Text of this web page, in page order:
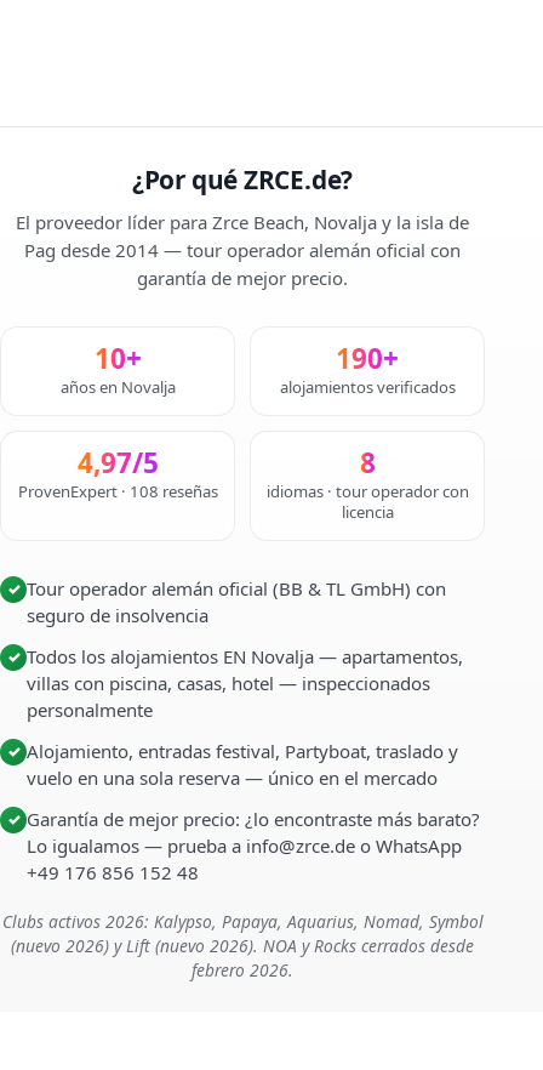
¿Por qué ZRCE.de?
El proveedor líder para Zrce Beach, Novalja y la isla de
Pag desde 2014 — tour operador alemán oficial con
garantía de mejor precio.
10+
años en Novalja
190+
alojamientos verificados
4,97/5
ProvenExpert · 108 reseñas
8
idiomas · tour operador con
licencia
✓ Tour operador alemán oficial (BB & TL GmbH) con
seguro de insolvencia
✓ Todos los alojamientos EN Novalja — apartamentos,
villas con piscina, casas, hotel — inspeccionados
personalmente
✓ Alojamiento, entradas festival, Partyboat, traslado y
vuelo en una sola reserva — único en el mercado
✓ Garantía de mejor precio: ¿lo encontraste más barato?
Lo igualamos — prueba a info@zrce.de o WhatsApp
+49 176 856 152 48
Clubs activos 2026: Kalypso, Papaya, Aquarius, Nomad, Symbol
(nuevo 2026) y Lift (nuevo 2026). NOA y Rocks cerrados desde
febrero 2026.